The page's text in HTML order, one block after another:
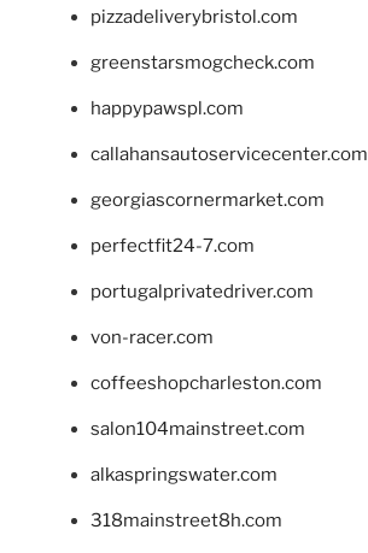
pizzadeliverybristol.com
greenstarsmogcheck.com
happypawspl.com
callahansautoservicecenter.com
georgiascornermarket.com
perfectfit24-7.com
portugalprivatedriver.com
von-racer.com
coffeeshopcharleston.com
salon104mainstreet.com
alkaspringswater.com
318mainstreet8h.com